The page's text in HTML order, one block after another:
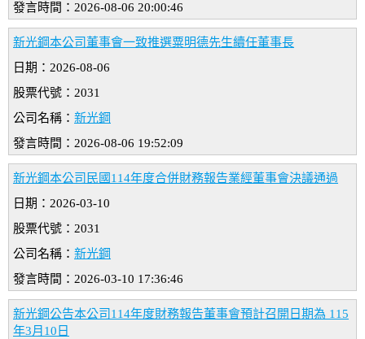
發言時間：2026-08-06 20:00:46
新光鋼本公司董事會一致推選粟明德先生續任董事長
日期：2026-08-06
股票代號：2031
公司名稱： 新光鋼
發言時間：2026-08-06 19:52:09
新光鋼本公司民國114年度合併財務報告業經董事會決議通過
日期：2026-03-10
股票代號：2031
公司名稱： 新光鋼
發言時間：2026-03-10 17:36:46
新光鋼公告本公司114年度財務報告董事會預計召開日期為 115
年3月10日